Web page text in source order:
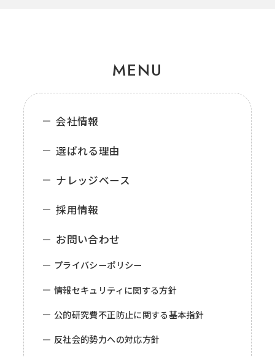
MENU
会社情報
選ばれる理由
ナレッジベース
採用情報
お問い合わせ
プライバシーポリシー
情報セキュリティに関する方針
公的研究費不正防止に関する基本指針
反社会的勢力への対応方針